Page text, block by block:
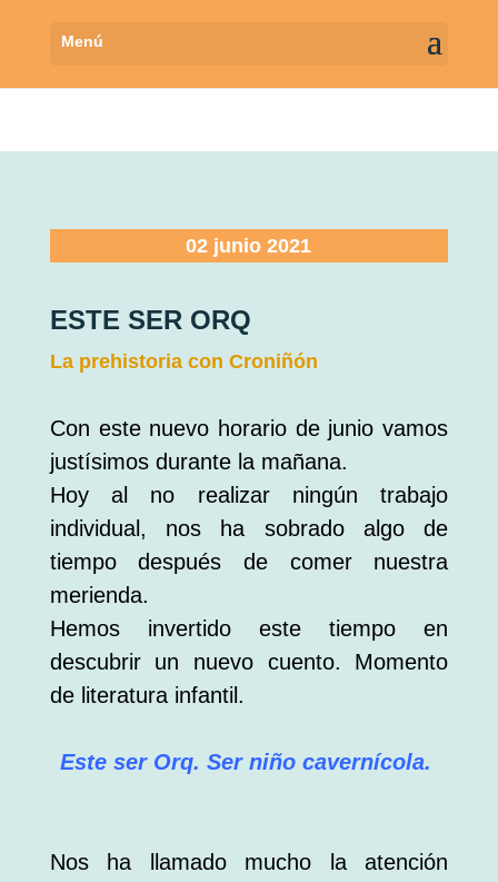
02 junio 2021
ESTE SER ORQ
La prehistoria con Croniñón
Con este nuevo horario de junio vamos
justísimos durante la mañana.
Hoy al no realizar ningún trabajo
individual, nos ha sobrado algo de
tiempo después de comer nuestra
merienda.
Hemos invertido este tiempo en
descubrir un nuevo cuento. Momento
de literatura infantil.
Este ser Orq. Ser niño cavernícola.
Nos ha llamado mucho la atención